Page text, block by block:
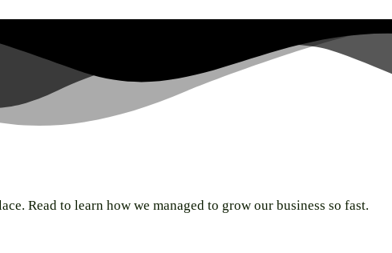
Read to learn how we managed to grow our business so fast.